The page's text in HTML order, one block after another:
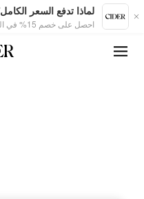
لماذا تدفع السعر
احصل على خصم 15% في التطبيق